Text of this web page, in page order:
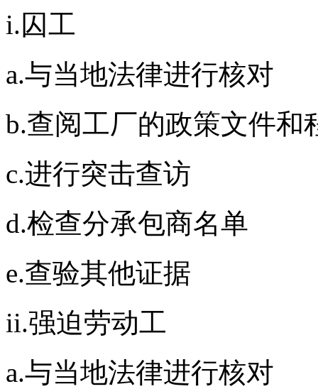
i.囚工
a.与当地法律进行核对
b.查阅工厂的政策文件和
c.进行突击查访
d.检查分承包商名单
e.查验其他证据
ii.强迫劳动工
a.与当地法律进行核对